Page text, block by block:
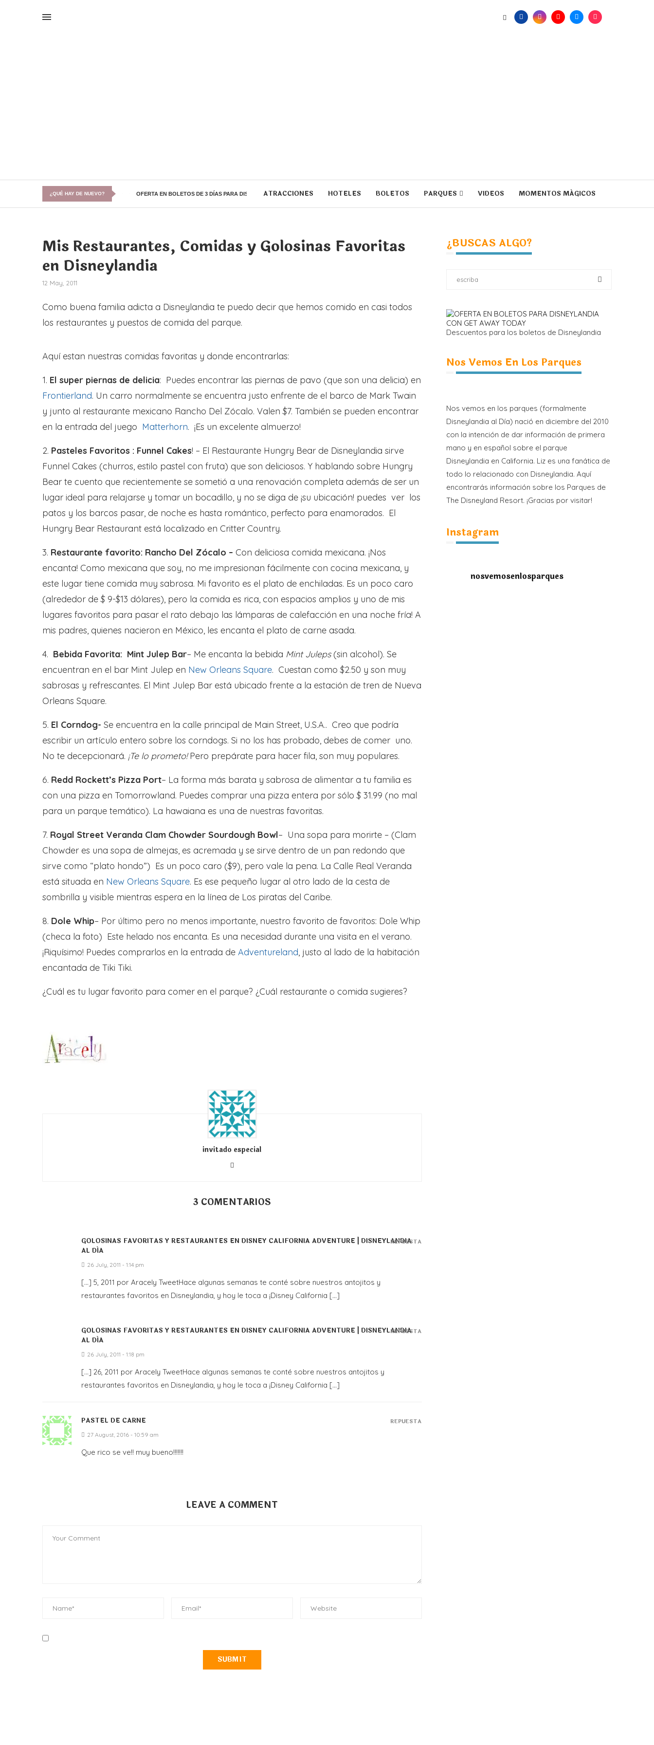
¿QUÉ HAY DE NUEVO? OFERTA EN BOLETOS DE 3 DÍAS PARA DISNEYLANDIA...ATRACCIONES HOTELES BOLETOS PARQUES VIDEOS MOMENTOS MÁGICOS
Mis Restaurantes, Comidas y Golosinas Favoritas
en Disneylandia
12 May, 2011
Como buena familia adicta a Disneylandia te puedo decir que hemos comido en casi todos
los restaurantes y puestos de comida del parque.
Aquí estan nuestras comidas favoritas y donde encontrarlas:
1. El super piernas de delicia: Puedes encontrar las piernas de pavo (que son una delicia) en
Frontierland. Un carro normalmente se encuentra justo enfrente de el barco de Mark Twain
y junto al restaurante mexicano Rancho Del Zócalo. Valen $7. También se pueden encontrar
en la entrada del juego Matterhorn. ¡Es un excelente almuerzo!
2. Pasteles Favoritos : Funnel Cakes! – El Restaurante Hungry Bear de Disneylandia sirve
Funnel Cakes (churros, estilo pastel con fruta) que son deliciosos. Y hablando sobre Hungry
Bear te cuento que recientemente se sometió a una renovación completa además de ser un
lugar ideal para relajarse y tomar un bocadillo, y no se diga de ¡su ubicación! puedes ver los
patos y los barcos pasar, de noche es hasta romántico, perfecto para enamorados. El
Hungry Bear Restaurant está localizado en Critter Country.
3. Restaurante favorito: Rancho Del Zócalo – Con deliciosa comida mexicana. ¡Nos
encanta! Como mexicana que soy, no me impresionan fácilmente con cocina mexicana, y
este lugar tiene comida muy sabrosa. Mi favorito es el plato de enchiladas. Es un poco caro
(alrededor de $ 9-$13 dólares), pero la comida es rica, con espacios amplios y uno de mis
lugares favoritos para pasar el rato debajo las lámparas de calefacción en una noche fría! A
mis padres, quienes nacieron en México, les encanta el plato de carne asada.
4. Bebida Favorita: Mint Julep Bar– Me encanta la bebida Mint Juleps(sin alcohol). Se
encuentran en el bar Mint Julep en New Orleans Square. Cuestan como $2.50 y son muy
sabrosas y refrescantes. El Mint Julep Bar está ubicado frente a la estación de tren de Nueva
Orleans Square.
5. El Corndog- Se encuentra en la calle principal de Main Street, U.S.A.. Creo que podría
escribir un artículo entero sobre los corndogs. Si no los has probado, debes de comer uno.
No te decepcionará. ¡Te lo prometo!Pero prepárate para hacer fila, son muy populares.
6. Redd Rockett’s Pizza Port– La forma más barata y sabrosa de alimentar a tu familia es
con una pizza en Tomorrowland. Puedes comprar una pizza entera por sólo $ 31.99 (no mal
para un parque temático). La hawaiana es una de nuestras favoritas.
7. Royal Street Veranda Clam Chowder Sourdough Bowl– Una sopa para morirte – (Clam
Chowder es una sopa de almejas, es acremada y se sirve dentro de un pan redondo que
sirve como “plato hondo”) Es un poco caro ($9), pero vale la pena. La Calle Real Veranda
está situada en New Orleans Square. Es ese pequeño lugar al otro lado de la cesta de
sombrilla y visible mientras espera en la línea de Los piratas del Caribe.
8. Dole Whip– Por último pero no menos importante, nuestro favorito de favoritos: Dole Whip
(checa la foto) Este helado nos encanta. Es una necesidad durante una visita en el verano.
¡Riquísimo! Puedes comprarlos en la entrada de Adventureland, justo al lado de la habitación
encantada de Tiki Tiki.
¿Cuál es tu lugar favorito para comer en el parque? ¿Cuál restaurante o comida sugieres?
invitado especial
3 COMENTARIOS
GOLOSINAS FAVORITAS Y RESTAURANTES EN DISNEY CALIFORNIA ADVENTURE | DISNEYLANDIA
AL DÍA
26 July, 2011 - 1:14 pm
[…] 5, 2011 por Aracely TweetHace algunas semanas te conté sobre nuestros antojitos y
restaurantes favoritos en Disneylandia, y hoy le toca a ¡Disney California […]
REPUESTA
GOLOSINAS FAVORITAS Y RESTAURANTES EN DISNEY CALIFORNIA ADVENTURE | DISNEYLANDIA
AL DÍA
26 July, 2011 - 1:18 pm
[…] 26, 2011 por Aracely TweetHace algunas semanas te conté sobre nuestros antojitos y
restaurantes favoritos en Disneylandia, y hoy le toca a ¡Disney California […]
REPUESTA
PASTEL DE CARNE
27 August, 2016 - 10:59 am
Que rico se ve!! muy bueno!!!!!!!
REPUESTA
LEAVE A COMMENT
¿BUSCAS ALGO?
Descuentos para los boletos de Disneylandia
Nos Vemos En Los Parques
Nos vemos en los parques (formalmente
Disneylandia al Día) nació en diciembre del 2010
con la intención de dar información de primera
mano y en español sobre el parque
Disneylandia en California. Liz es una fanática de
todo lo relacionado con Disneylandia. Aquí
encontrarás información sobre los Parques de
The Disneyland Resort. ¡Gracias por visitar!
Instagram
nosvemosenlosparques